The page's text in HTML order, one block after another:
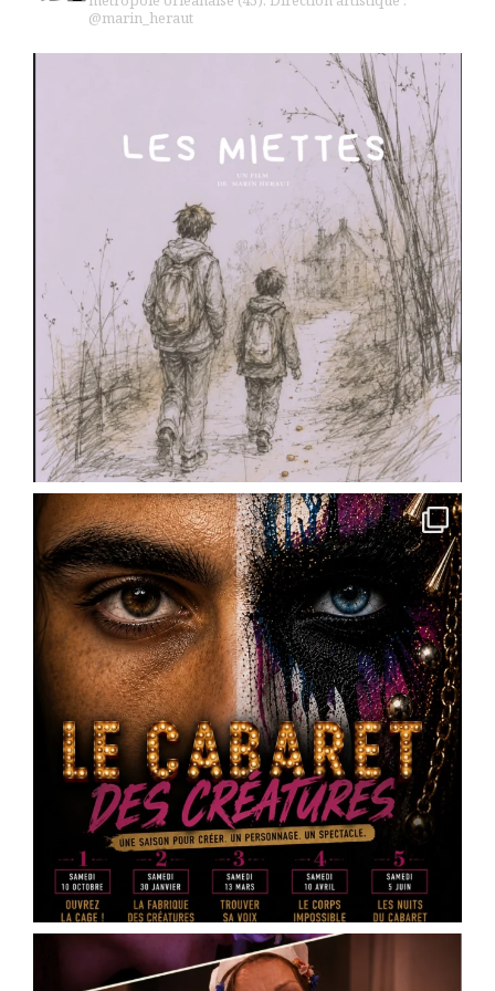
Scène Dramatique Ackermann
[THEATRE] Cours Ackermann 🎭 Les
inscriptions sont ouvertes !
L'école de théâtre de la Scène Dramatique
Ackermann lance sa saison 2026-2027.
Cours de théâtre, ateliers, stages, masterclass,
technique oratoire : il y en a pour tous les âges
et toutes les envies.
✨ Pour les enfants : cours préparatoire dès le
CE1/CE2
✨ Pour les ados : cycles théâtre et
accompagnement à la pratique scénique
✨ Pour les...See More
Photo
View on Facebook · Share
Scène Dramatique Ackermann
4 months ago
« Des cailloux dans le ventre » de @Marin
Heraut– réservez vos places
Vous faites quoi le 16 mai 2026 ?
La Scène Dramatique Ackermann présentera le
samedi 16 mai à 20h30, à la salle Jean Zay – salle
des fêtes d’Ingré, la sortie de résidence de « Des
cailloux dans le ventre », une création de Marin
Heraut .
Ce spectacle mêle théâtre documentaire, satire
médiatique et écriture contemporaine pour plo
See More
Photo
@marin_heraut